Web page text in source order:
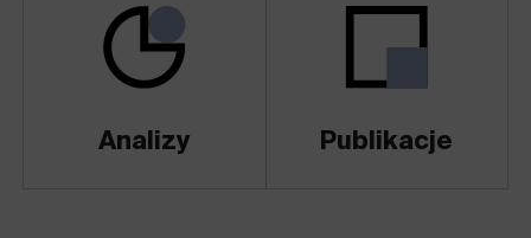
Analizy Publikacje